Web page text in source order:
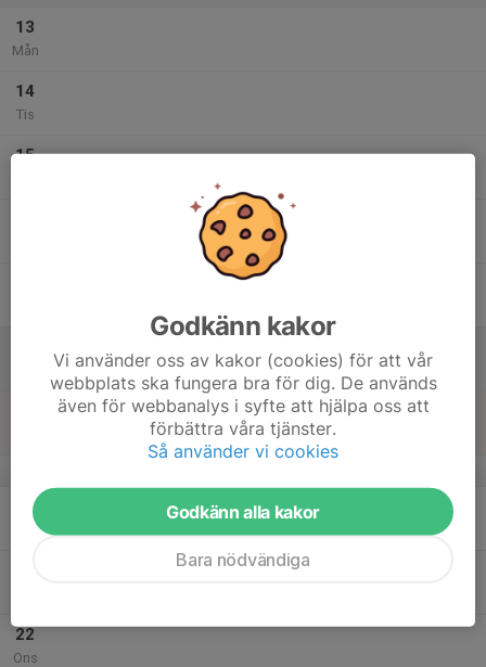
13
Mån
14
Tis
15
20
Mån
22
Ons
Godkänn kakor
Vi använder oss av kakor (cookies) för att vår
webbplats ska fungera bra för dig. De används
även för webbanalys i syfte att hjälpa oss att
förbättra våra tjänster.
Så använder vi cookies
Godkänn alla kakor
Bara nödvändiga